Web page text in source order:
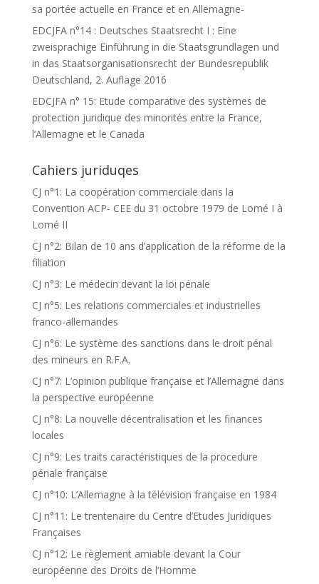
sa portée actuelle en France et en Allemagne-
EDCJFA n°14 : Deutsches Staatsrecht I : Eine
zweisprachige Einführung in die Staatsgrundlagen und
in das Staatsorganisationsrecht der Bundesrepublik
Deutschland, 2. Auflage 2016
EDCJFA n° 15: Etude comparative des systèmes de
protection juridique des minorités entre la France,
l’Allemagne et le Canada
Cahiers juriduqes
CJ n°1: La coopération commerciale dans la
Convention ACP- CEE du 31 octobre 1979 de Lomé I à
Lomé II
CJ n°2: Bilan de 10 ans d’application de la réforme de la
filiation
CJ n°3: Le médecin devant la loi pénale
CJ n°5: Les relations commerciales et industrielles
franco-allemandes
CJ n°6: Le système des sanctions dans le droit pénal
des mineurs en R.F.A.
CJ n°7: L’opinion publique française et l’Allemagne dans
la perspective européenne
CJ n°8: La nouvelle décentralisation et les finances
locales
CJ n°9: Les traits caractéristiques de la procedure
pénale française
CJ n°10: L’Allemagne à la télévision française en 1984
CJ n°11: Le trentenaire du Centre d’Etudes Juridiques
Françaises
CJ n°12: Le règlement amiable devant la Cour
européenne des Droits de l’Homme